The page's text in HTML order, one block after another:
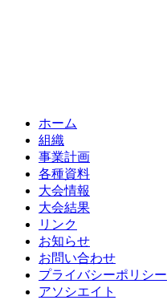
ホーム
組織
事業計画
各種資料
大会情報
大会結果
リンク
お知らせ
お問い合わせ
プライバシーポリシー
アソシエイト